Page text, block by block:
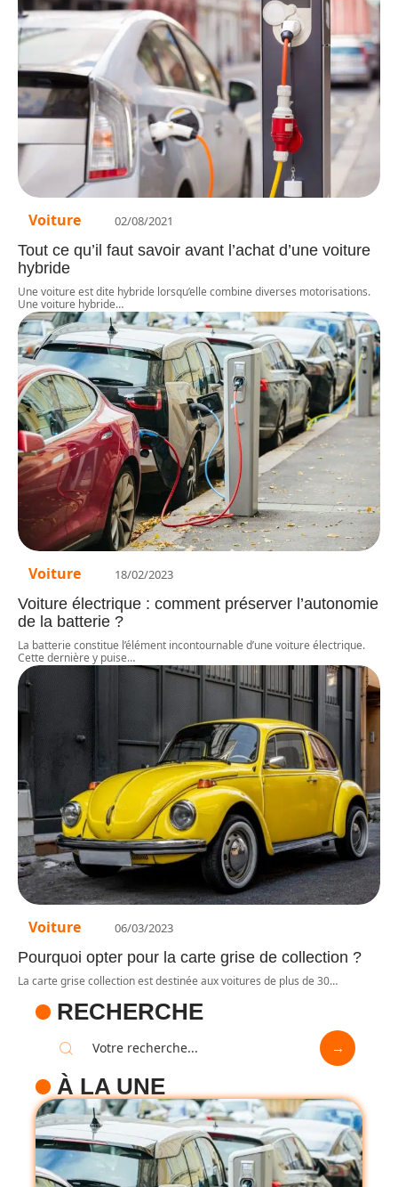
Voiture 02/08/2021
Tout ce qu’il faut savoir avant l’achat d’une voiture
hybride
Une voiture est dite hybride lorsqu’elle combine diverses motorisations.
Une voiture hybride…
Voiture 18/02/2023
Voiture électrique : comment préserver l’autonomie
de la batterie ?
La batterie constitue l’élément incontournable d’une voiture électrique.
Cette dernière y puise…
Voiture 06/03/2023
Pourquoi opter pour la carte grise de collection ?
La carte grise collection est destinée aux voitures de plus de 30…
RECHERCHE
À LA UNE